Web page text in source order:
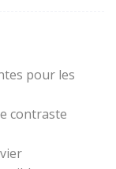
pour les
contraste